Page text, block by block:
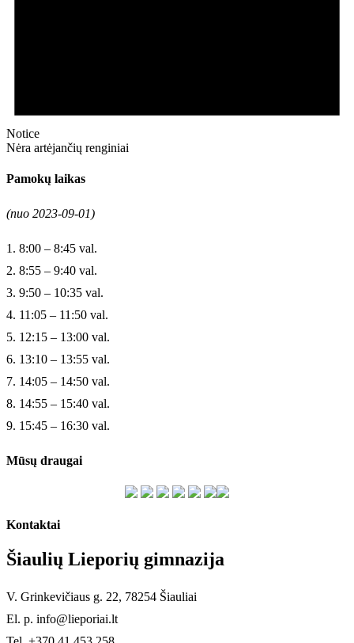
Notice
Nėra artėjančių renginiai
Pamokų laikas
(nuo 2023-09-01)
1. 8:00 – 8:45 val.
2. 8:55 – 9:40 val.
3. 9:50 – 10:35 val.
4. 11:05 – 11:50 val.
5. 12:15 – 13:00 val.
6. 13:10 – 13:55 val.
7. 14:05 – 14:50 val.
8. 14:55 – 15:40 val.
9. 15:45 – 16:30 val.
Mūsų draugai
Kontaktai
Šiaulių Lieporių gimnazija
V. Grinkevičiaus g. 22, 78254 Šiauliai
El. p. info@lieporiai.lt